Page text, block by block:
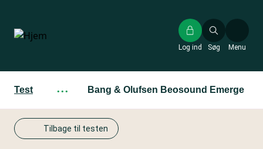
hovedindhold
Søg
Log ind Menu
Test ··· Bang & Olufsen Beosound Emerge
Tilbage til testen